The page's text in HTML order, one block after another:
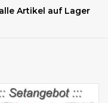
alle Artikel auf Lager